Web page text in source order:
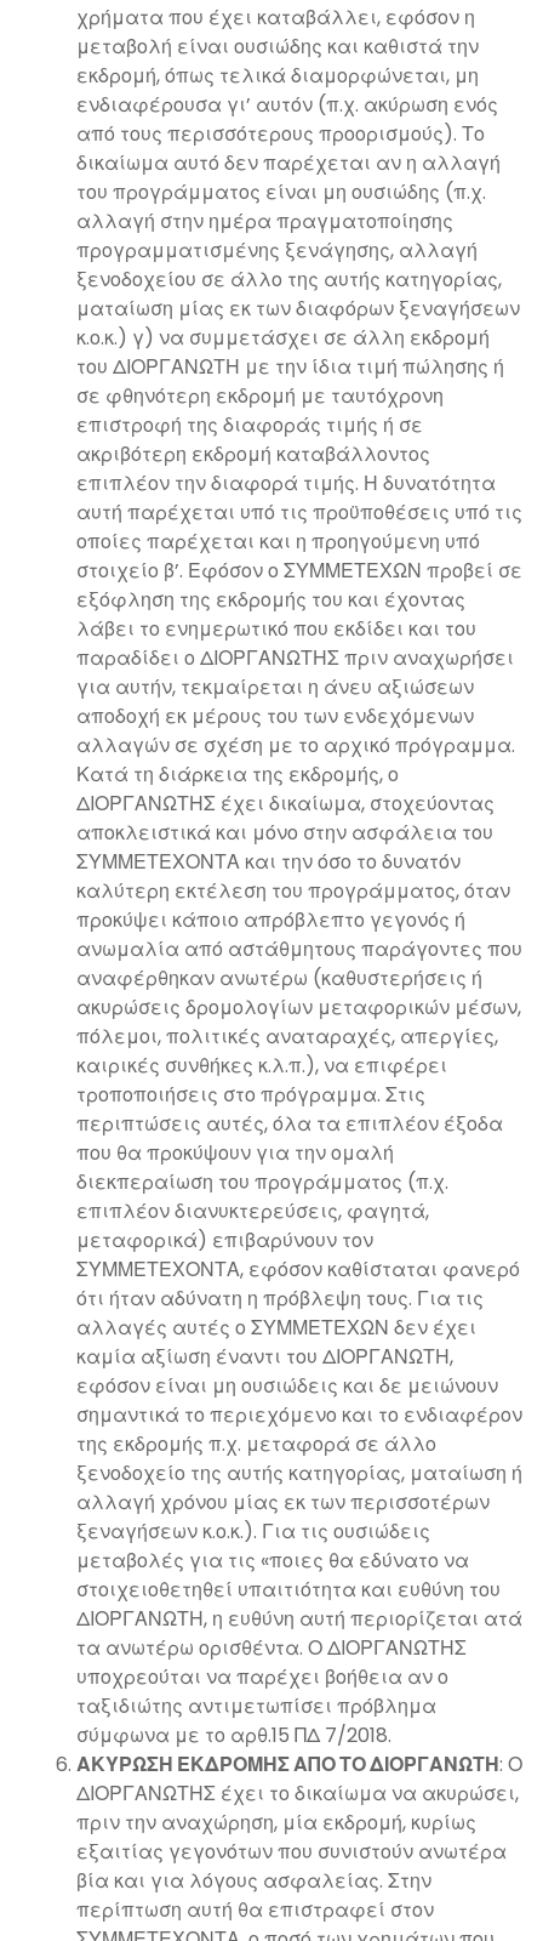
χρήματα που έχει καταβάλλει, εφόσον η
μεταβολή είναι ουσιώδης και καθιστά την
εκδρομή, όπως τελικά διαμορφώνεται, μη
ενδιαφέρουσα γι’ αυτόν (π.χ. ακύρωση ενός
από τους περισσότερους προορισμούς). Το
δικαίωμα αυτό δεν παρέχεται αν η αλλαγή
του προγράμματος είναι μη ουσιώδης (π.χ.
αλλαγή στην ημέρα πραγματοποίησης
προγραμματισμένης ξενάγησης, αλλαγή
ξενοδοχείου σε άλλο της αυτής κατηγορίας,
ματαίωση μίας εκ των διαφόρων ξεναγήσεων
κ.ο.κ.) γ) να συμμετάσχει σε άλλη εκδρομή
του ΔΙΟΡΓΑΝΩΤΗ με την ίδια τιμή πώλησης ή
σε φθηνότερη εκδρομή με ταυτόχρονη
επιστροφή της διαφοράς τιμής ή σε
ακριβότερη εκδρομή καταβάλλοντος
επιπλέον την διαφορά τιμής. Η δυνατότητα
αυτή παρέχεται υπό τις προϋποθέσεις υπό τις
οποίες παρέχεται και η προηγούμενη υπό
στοιχείο β’. Εφόσον ο ΣΥΜΜΕΤΕΧΩΝ προβεί σε
εξόφληση της εκδρομής του και έχοντας
λάβει το ενημερωτικό που εκδίδει και του
παραδίδει ο ΔΙΟΡΓΑΝΩΤΗΣ πριν αναχωρήσει
για αυτήν, τεκμαίρεται η άνευ αξιώσεων
αποδοχή εκ μέρους του των ενδεχόμενων
αλλαγών σε σχέση με το αρχικό πρόγραμμα.
Κατά τη διάρκεια της εκδρομής, ο
ΔΙΟΡΓΑΝΩΤΗΣ έχει δικαίωμα, στοχεύοντας
αποκλειστικά και μόνο στην ασφάλεια του
ΣΥΜΜΕΤΕΧΟΝΤΑ και την όσο το δυνατόν
καλύτερη εκτέλεση του προγράμματος, όταν
προκύψει κάποιο απρόβλεπτο γεγονός ή
ανωμαλία από αστάθμητους παράγοντες που
αναφέρθηκαν ανωτέρω (καθυστερήσεις ή
ακυρώσεις δρομολογίων μεταφορικών μέσων,
πόλεμοι, πολιτικές αναταραχές, απεργίες,
καιρικές συνθήκες κ.λ.π.), να επιφέρει
τροποποιήσεις στο πρόγραμμα. Στις
περιπτώσεις αυτές, όλα τα επιπλέον έξοδα
που θα προκύψουν για την ομαλή
διεκπεραίωση του προγράμματος (π.χ.
επιπλέον διανυκτερεύσεις, φαγητά,
μεταφορικά) επιβαρύνουν τον
ΣΥΜΜΕΤΕΧΟΝΤΑ, εφόσον καθίσταται φανερό
ότι ήταν αδύνατη η πρόβλεψη τους. Για τις
αλλαγές αυτές ο ΣΥΜΜΕΤΕΧΩΝ δεν έχει
καμία αξίωση έναντι του ΔΙΟΡΓΑΝΩΤΗ,
εφόσον είναι μη ουσιώδεις και δε μειώνουν
σημαντικά το περιεχόμενο και το ενδιαφέρον
της εκδρομής π.χ. μεταφορά σε άλλο
ξενοδοχείο της αυτής κατηγορίας, ματαίωση ή
αλλαγή χρόνου μίας εκ των περισσοτέρων
ξεναγήσεων κ.ο.κ.). Για τις ουσιώδεις
μεταβολές για τις «ποιες θα εδύνατο να
στοιχειοθετηθεί υπαιτιότητα και ευθύνη του
ΔΙΟΡΓΑΝΩΤΗ, η ευθύνη αυτή περιορίζεται ατά
τα ανωτέρω ορισθέντα. Ο ΔΙΟΡΓΑΝΩΤΗΣ
υποχρεούται να παρέχει βοήθεια αν ο
ταξιδιώτης αντιμετωπίσει πρόβλημα
σύμφωνα με το αρθ.15 ΠΔ 7/2018.
ΑΚΥΡΩΣΗ ΕΚΔΡΟΜΗΣ ΑΠΟ ΤΟ ΔΙΟΡΓΑΝΩΤΗ: Ο
ΔΙΟΡΓΑΝΩΤΗΣ έχει το δικαίωμα να ακυρώσει,
πριν την αναχώρηση, μία εκδρομή, κυρίως
εξαιτίας γεγονότων που συνιστούν ανωτέρα
βία και για λόγους ασφαλείας. Στην
περίπτωση αυτή θα επιστραφεί στον